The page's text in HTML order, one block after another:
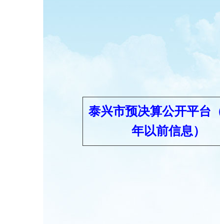
泰兴市预决算公开平台
年以前信息）